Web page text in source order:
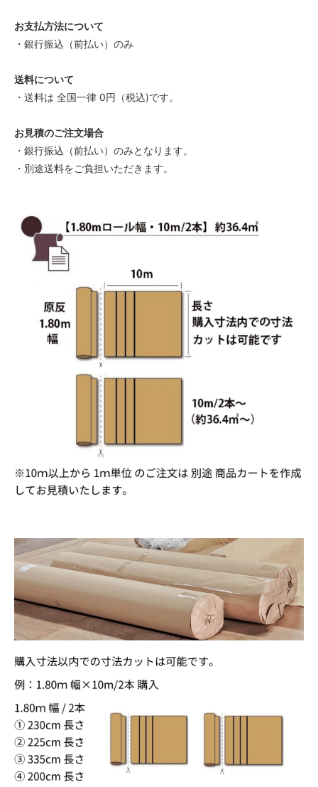
お支払方法について
・銀行振込（前払い）のみ
送料について
・送料は 全国一律 0円（税込)です。
お見積のご注文場合
・銀行振込（前払い）のみとなります。
・別途送料をご負担いただきます。